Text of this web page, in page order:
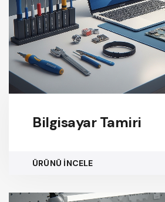
Bilgisayar Tamiri
ÜRÜNÜ İNCELE